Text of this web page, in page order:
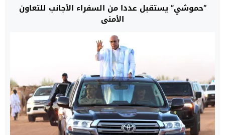
“حموشي” يستقبل عددا من السفراء الأجانب للتعاون
الأمني